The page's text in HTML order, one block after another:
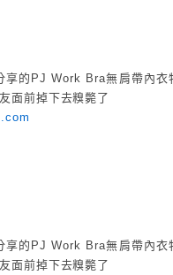
的PJ Work Bra無肩帶內衣
面前掉下去糗斃了
的PJ Work Bra無肩帶內衣
面前掉下去糗斃了